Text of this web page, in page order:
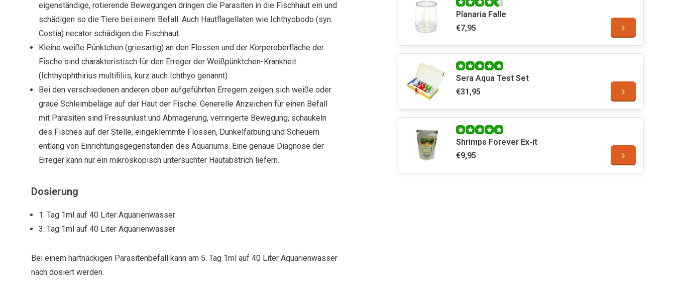
eigenständige, rotierende Bewegungen dringen die Parasiten in die Fischhaut ein und
schädigen so die Tiere bei einem Befall. Auch Hautflagellaten wie Ichthyobodo (syn.
Costia) necator schädigen die Fischhaut.
Kleine weiße Pünktchen (griesartig) an den Flossen und der Körperoberfläche der
Fische sind charakteristisch für den Erreger der Weißpünktchen-Krankheit
(Ichthyophthirius multifiliis, kurz auch Ichthyo genannt).
Bei den verschiedenen anderen oben aufgeführten Erregern zeigen sich weiße oder
graue Schleimbeläge auf der Haut der Fische. Generelle Anzeichen für einen Befall
mit Parasiten sind Fressunlust und Abmagerung, verringerte Bewegung, schaukeln
des Fisches auf der Stelle, eingeklemmte Flossen, Dunkelfärbung und Scheuern
entlang von Einrichtungsgegenständen des Aquariums. Eine genaue Diagnose der
Erreger kann nur ein mikroskopisch untersuchter Hautabstrich liefern.
Dosierung
1. Tag 1ml auf 40 Liter Aquarienwasser
3. Tag 1ml auf 40 Liter Aquarienwasser
Bei einem hartnäckigen Parasitenbefall kann am 5. Tag 1ml auf 40 Liter Aquarienwasser
nach dosiert werden.
Planaria Falle
€7,95
Sera Aqua Test Set
€31,95
Shrimps Forever Ex-it
€9,95